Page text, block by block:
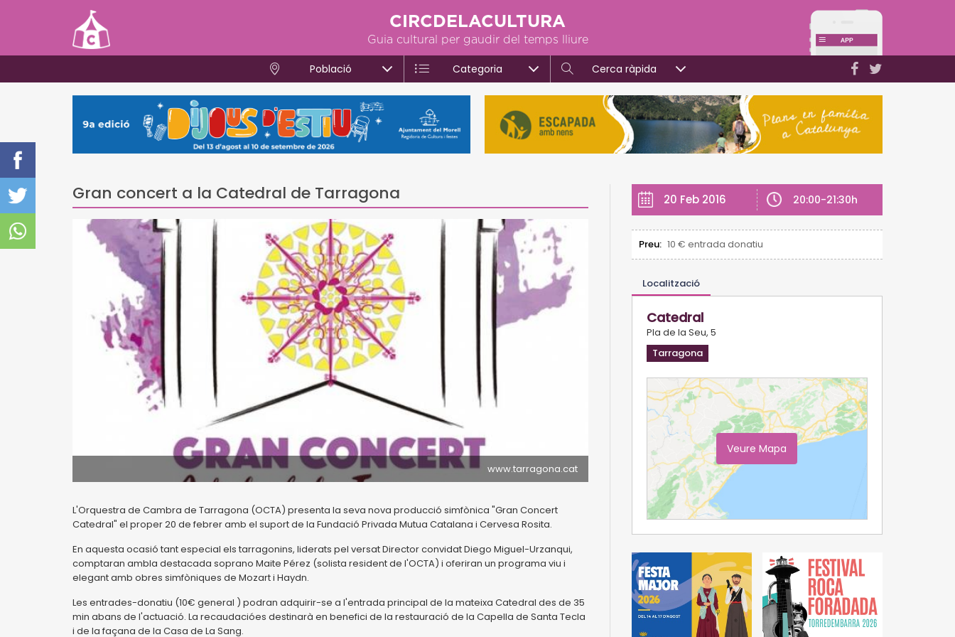
CIRCDELACULTURA
Guia cultural per gaudir del temps lliure
Població Categoria Cerca ràpida
Gran concert a la Catedral de Tarragona
www.tarragona.cat
L'Orquestra de Cambra de Tarragona (OCTA) presenta la seva nova producció simfònica "Gran Concert
Catedral" el proper 20 de febrer amb el suport de la Fundació Privada Mutua Catalana i Cervesa Rosita.
En aquesta ocasió tant especial els tarragonins, liderats pel versat Director convidat Diego Miguel-Urzanqui,
comptaran ambla destacada soprano Maite Pérez (solista resident de l'OCTA) i oferiran un programa viu i
elegant amb obres simfòniques de Mozart i Haydn.
Les entrades-donatiu (10€ general ) podran adquirir-se a l'entrada principal de la mateixa Catedral des de 35
min abans de l'actuació. La recaudacióes destinarà en benefici de la restauració de la Capella de Santa Tecla
i de la façana de la Casa de La Sang.
20 Feb 2016 20:00-21:30h
Preu: 10 € entrada donatiu
Localització
Catedral
Pla de la Seu, 5
Tarragona
Veure Mapa